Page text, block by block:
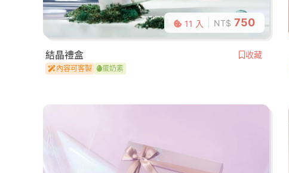
11 入 NT$ 750
結晶禮盒 收藏
內容可客製 蛋奶素